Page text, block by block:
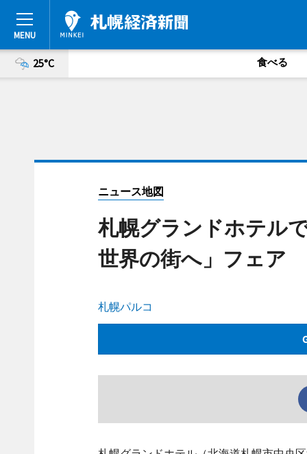
25°C 食べる
ニュース地図
札幌グランドホテル
世界の街へ」フェア
札幌パルコ